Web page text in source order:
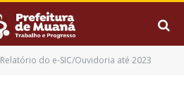
Relatório do e-SIC/Ouvidoria até 2023